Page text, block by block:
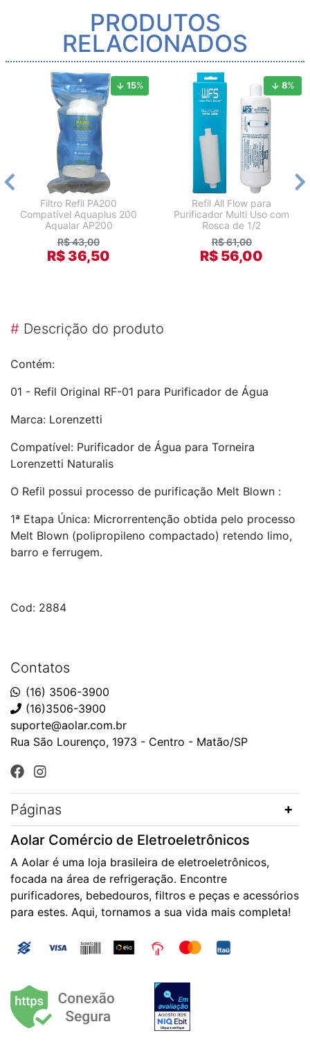
PRODUTOS
RELACIONADOS
15%
Filtro Refil PA200
Compatível Aquaplus 200
Aqualar AP200
R$ 43,00
R$ 36,50
8%
Refil All Flow para
Purificador Multi Uso com
Rosca de 1/2
R$ 61,00
R$ 56,00
# Descrição do produto
Contém:
01 - Refil Original RF-01 para Purificador de Água
Marca: Lorenzetti
Compatível: Purificador de Água para Torneira
Lorenzetti Naturalis
O Refil possui processo de purificação Melt Blown :
1ª Etapa Única: Microrrentenção obtida pelo processo
Melt Blown (polipropileno compactado) retendo limo,
barro e ferrugem.
Cod: 2884
Contatos
(16) 3506-3900
(16)3506-3900
suporte@aolar.com.br
Rua São Lourenço, 1973 - Centro - Matão/SP
Páginas
Aolar Comércio de Eletroeletrônicos
A Aolar é uma loja brasileira de eletroeletrônicos,
focada na área de refrigeração. Encontre
purificadores, bebedouros, filtros e peças e acessórios
para estes. Aqui, tornamos a sua vida mais completa!